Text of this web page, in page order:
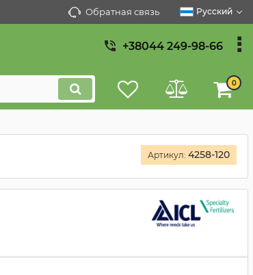
Обратная связь Русский
+38044 249-98-66
0
Артикул: 4258-120